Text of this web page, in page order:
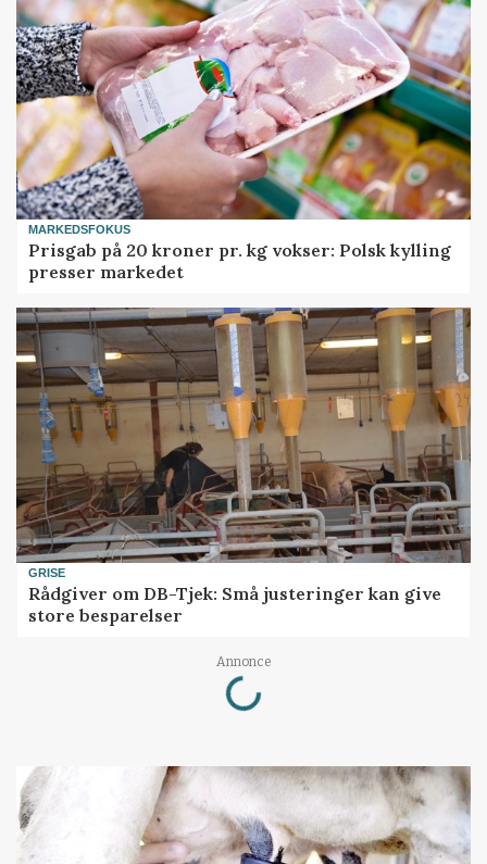
MARKEDSFOKUS
Prisgab på 20 kroner pr. kg vokser: Polsk kylling
presser markedet
GRISE
Rådgiver om DB-Tjek: Små justeringer kan give
store besparelser
Annonce
Loading...